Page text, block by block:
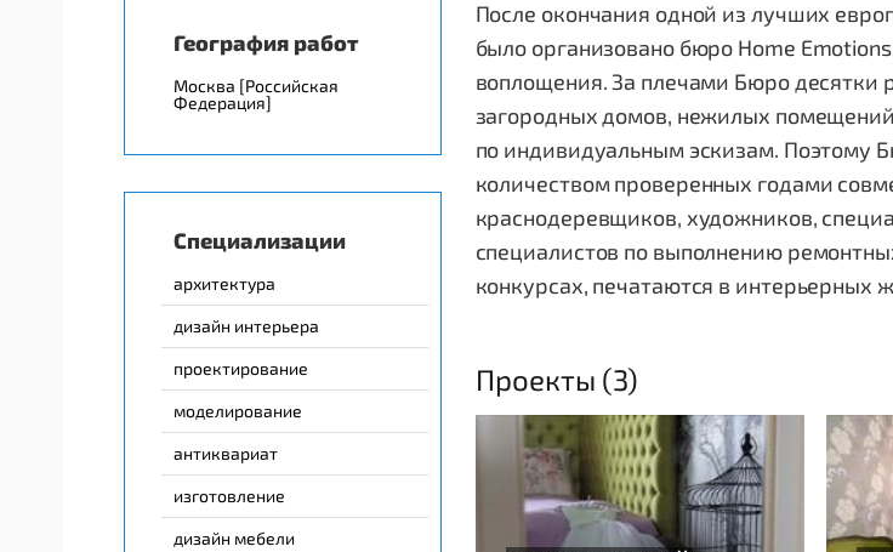
География работ
Москва [Российская
Федерация]
Специализации
архитектура
дизайн интерьера
проектирование
моделирование
антиквариат
изготовление
дизайн мебели
После окончания одной из лучших
было организовано бюро Home
воплощения. За плечами Бюро десятки
загородных домов, нежилых
по индивидуальным эскизам. Поэтому
количеством проверенных годами
краснодеревщиков, художников,
специалистов по выполнению
конкурсах, печатаются в интерьерных
Проекты (3)